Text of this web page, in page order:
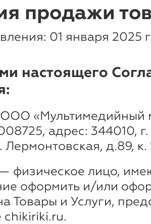
продажи
01 января 2025
настоящего
«Мультимедийный
адрес: 344010,
Лермонтовская, д.89, к.
физическое лицо,
оформить и/или
Товары и Услуги,
chikiriki.ru.